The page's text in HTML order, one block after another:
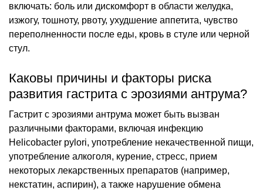
включать: боль или дискомфорт в области желудка,
изжогу, тошноту, рвоту, ухудшение аппетита, чувство
переполненности после еды, кровь в стуле или черной
стул.
Каковы причины и факторы риска
развития гастрита с эрозиями антрума?
Гастрит с эрозиями антрума может быть вызван
различными факторами, включая инфекцию
Helicobacter pylori, употребление некачественной пищи,
употребление алкоголя, курение, стресс, прием
некоторых лекарственных препаратов (например,
некстатин, аспирин), а также нарушение обмена